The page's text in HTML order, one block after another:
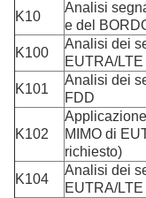
K10
Analisi
e del
K100
Analisi dei
EUTRA/
K101
Analisi dei
FDD
K102
MIMO di
richiesto)
K104
Analisi dei
EUTRA/